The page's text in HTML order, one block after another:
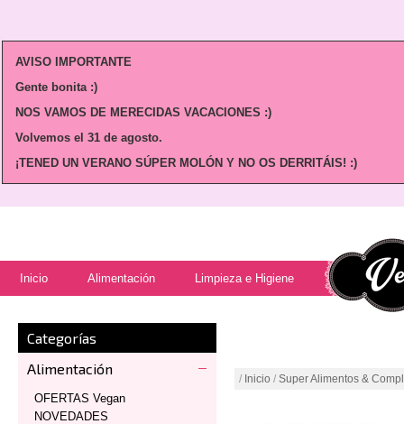
AVISO IMPORTANTE
Gente bonita :)
NOS VAMOS DE MERECIDAS VACACIONES :)
Volvemos el 31 de agosto.
¡TENED UN VERANO SÚPER MOLÓN Y NO OS DERRITÁIS! :)
Inicio Alimentación Limpieza e Higiene
Categorías
Alimentación
OFERTAS Vegan
NOVEDADES
/ Inicio / Super Alimentos &